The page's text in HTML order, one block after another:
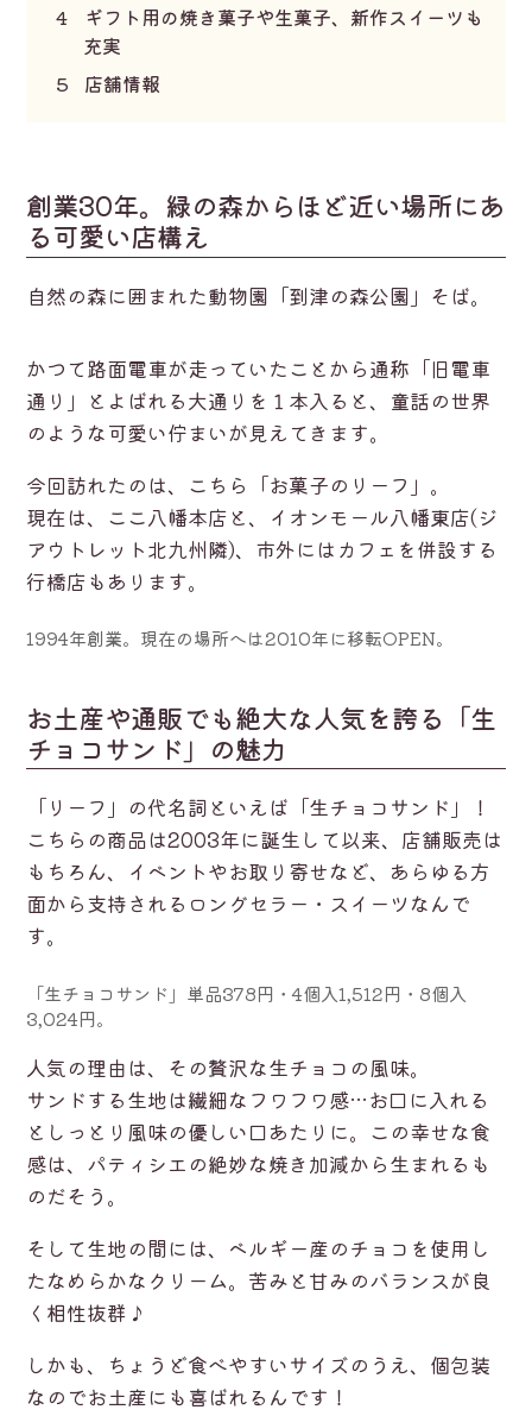
4
ギフト用の焼き菓子や生菓子、新作スイーツも
充実
5
店舗情報
創業30年。緑の森からほど近い場所にあ
る可愛い店構え
自然の森に囲まれた動物園「到津の森公園」そば。
かつて路面電車が走っていたことから通称「旧電車
通り」とよばれる大通りを１本入ると、童話の世界
のような可愛い佇まいが見えてきます。
今回訪れたのは、こちら「お菓子のリーフ」。
現在は、ここ八幡本店と、イオンモール八幡東店(ジ
アウトレット北九州隣)、市外にはカフェを併設する
行橋店もあります。
1994年創業。現在の場所へは2010年に移転OPEN｡
お土産や通販でも絶大な人気を誇る「生
チョコサンド」の魅力
「リーフ」の代名詞といえば「生チョコサンド」！
こちらの商品は2003年に誕生して以来、店舗販売は
もちろん、イベントやお取り寄せなど、あらゆる方
面から支持されるロングセラー・スイーツなんで
す。
「生チョコサンド」単品378円・4個入1,512円・8個入
3,024円。
人気の理由は、その贅沢な生チョコの風味。
サンドする生地は繊細なフワフワ感…お口に入れる
としっとり風味の優しい口あたりに。この幸せな食
感は、パティシエの絶妙な焼き加減から生まれるも
のだそう。
そして生地の間には、ベルギー産のチョコを使用し
たなめらかなクリーム。苦みと甘みのバランスが良
く相性抜群♪
しかも、ちょうど食べやすいサイズのうえ、個包装
なのでお土産にも喜ばれるんです！